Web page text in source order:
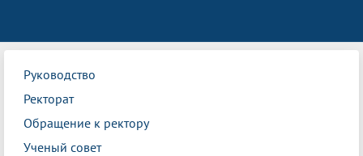
Руководство
Ректорат
Обращение к ректору
Ученый совет